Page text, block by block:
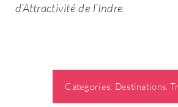
d’Attractivité de l’Indre
Categories: Destinations,